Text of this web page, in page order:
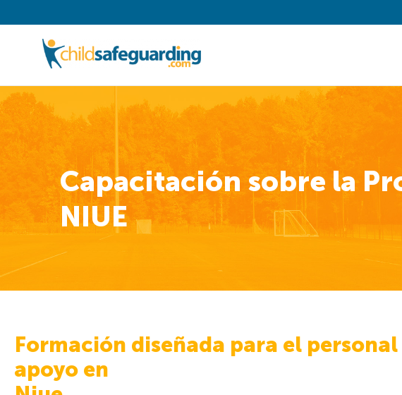
Capacitación sobre la
NIUE
Formación diseñada para el personal
apoyo en